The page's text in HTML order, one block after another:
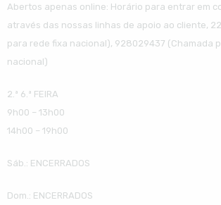
Abertos apenas online: Horário para entrar em
através das nossas linhas de apoio ao cliente,
para rede fixa nacional), 928029437 (Chamada
nacional)
2.ª 6.ª FEIRA
9h00 – 13h00
14h00 – 19h00
Sáb.: ENCERRADOS
Dom.: ENCERRADOS